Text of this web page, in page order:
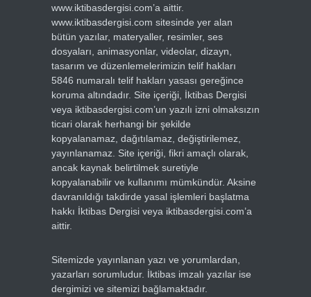
www.iktibasdergisi.com’a aittir.
www.iktibasdergisi.com sitesinde yer alan
bütün yazılar, materyaller, resimler, ses
dosyaları, animasyonlar, videolar, dizayn,
tasarım ve düzenlemelerimizin telif hakları
5846 numaralı telif hakları yasası gereğince
koruma altındadır. Site içeriği, İktibas Dergisi
veya iktibasdergisi.com’un yazılı izni olmaksızın
ticari olarak herhangi bir şekilde
kopyalanamaz, dağıtılamaz, değiştirilemez,
yayınlanamaz. Site içeriği, fikri amaçlı olarak,
ancak kaynak belirtilmek suretiyle
kopyalanabilir ve kullanımı mümkündür. Aksine
davranıldığı takdirde yasal işlemleri başlatma
hakkı İktibas Dergisi veya iktibasdergisi.com’a
aittir.
Sitemizde yayınlanan yazı ve yorumlardan,
yazarları sorumludur. İktibas imzalı yazılar ise
dergimizi ve sitemizi bağlamaktadır.